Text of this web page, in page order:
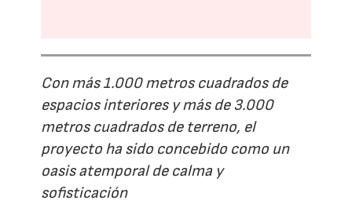
Con más 1.000 metros cuadrados de
espacios interiores y más de 3.000
metros cuadrados de terreno, el
proyecto ha sido concebido como un
oasis atemporal de calma y
sofisticación